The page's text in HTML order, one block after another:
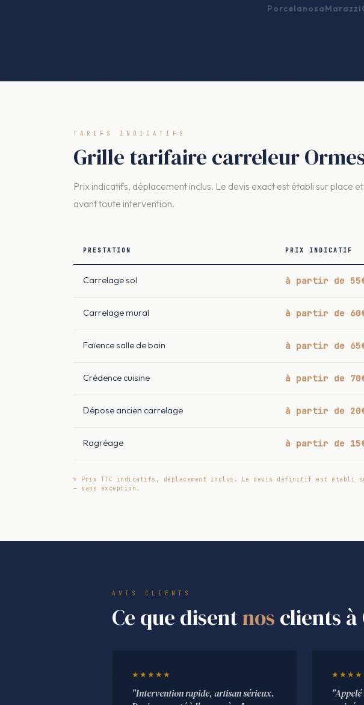
PorcelanosaMarazzi
TARIFS INDICATIFS
Grille tarifaire carreleur
Prix indicatifs, déplacement inclus. Le devis exact est établi sur place
avant toute intervention.
PRESTATION PRIX INDICATIF
Carrelage sol à partir de
Carrelage mural à partir de
Faïence salle de bain à partir de
Crédence cuisine à partir de
Dépose ancien carrelage à partir de
Ragréage à partir de
* Prix TTC indicatifs, déplacement inclus. Le devis définitif est établi
— sans exception.
AVIS CLIENTS
Ce que disentnos clients à
★★★★★
"Intervention rapide, artisan sérieux.